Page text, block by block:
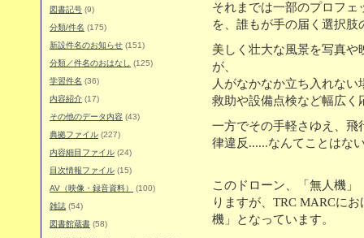
図書記号 (9)
分類/件名 (175)
新設件名のお知らせ (151)
分類／件名のおはなし
(125)
学習件名 (36)
内容紹介 (17)
その他のデータ内容 (43)
典拠ファイル (227)
内容細目ファイル (24)
目次情報ファイル (15)
AV（映像・録音資料）
(100)
雑誌 (54)
図書館蔵書 (58)
それまでは一部のプロフ
を、誰もが手の届く選択
美しく壮大な風景を写真
が、
人がなかなか立ち入れな
救助や設備点検など幅広く
一方でその手軽さゆえ、飛
律違反......なんてことはな
このドローン、「無人機
りますが、TRC MARCに
機」となっています。